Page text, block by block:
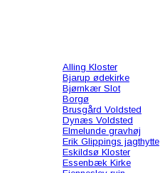
Alling Kloster
Bjarup ødekirke
Bjørnkær Slot
Borgø
Brusgård Voldsted
Dynæs Voldsted
Elmelunde gravhøj
Erik Glippings jagthytte
Eskildsø Kloster
Essenbæk Kirke